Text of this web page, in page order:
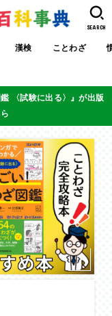
漢検 ことわざ
SEARCH
〈試験に出る〉』が出版